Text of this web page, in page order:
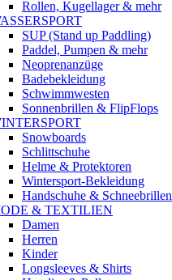
Rollen, Kugellager & mehr
SUP (Stand up Paddling)
Paddel, Pumpen & mehr
Neoprenanzüge
Badebekleidung
Schwimmwesten
Sonnenbrillen & FlipFlops
Snowboards
Schlittschuhe
Helme & Protektoren
Wintersport-Bekleidung
Handschuhe & Schneebrillen
& TEXTILIEN
Damen
Herren
Kinder
Longsleeves & Shirts